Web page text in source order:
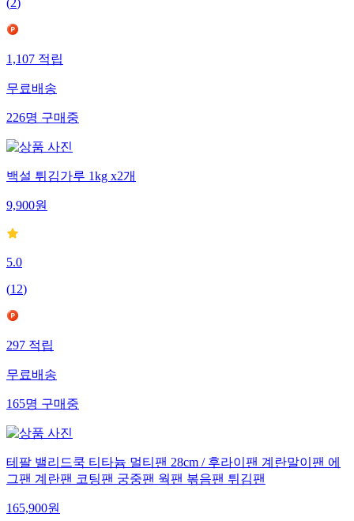
(2)
1,107적립
무료배송
226명구매중
백설 튀김가루 1kg x2개
9,900원
5.0
(12)
297적립
무료배송
165명구매중
테팔 밸리드쿡 티타늄 멀티팬 28cm / 후라이팬 계란말이팬 에
그팬 계란팬 코팅팬 궁중팬 웍팬 볶음팬 튀김팬
165,900원